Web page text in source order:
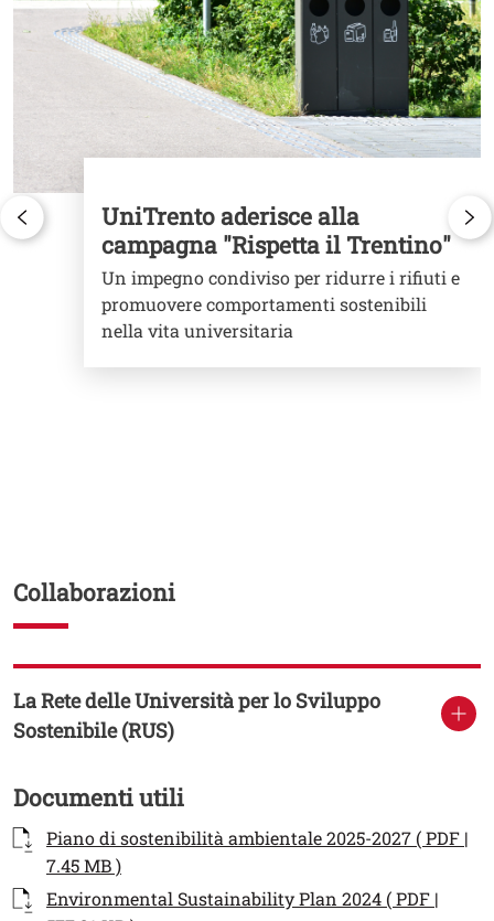
UniTrento aderisce alla
campagna "Rispetta il Trentino"
Un impegno condiviso per ridurre i rifiuti e
promuovere comportamenti sostenibili
nella vita universitaria
Collaborazioni
La Rete delle Università per lo Sviluppo
Sostenibile (RUS)
Titolo Documenti in cartella
Documenti utili
Documenti
Documento
Piano di sostenibilità ambientale 2025-2027 ( PDF |
7.45 MB )Apri il link in una nuova finestra
Documento
Environmental Sustainability Plan 2024 ( PDF |